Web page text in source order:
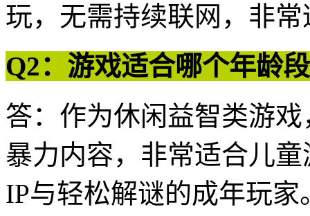
玩，无需持续联网，非
Q2：游戏适合哪个年龄
答：作为休闲益智类游
暴力内容，非常适合儿
IP与轻松解谜的成年玩家